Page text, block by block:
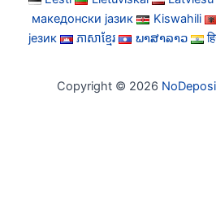
македонски јазик
Kiswahili
језик
ភាសាខ្មែរ ພາສາລາວ
Copyright © 2026